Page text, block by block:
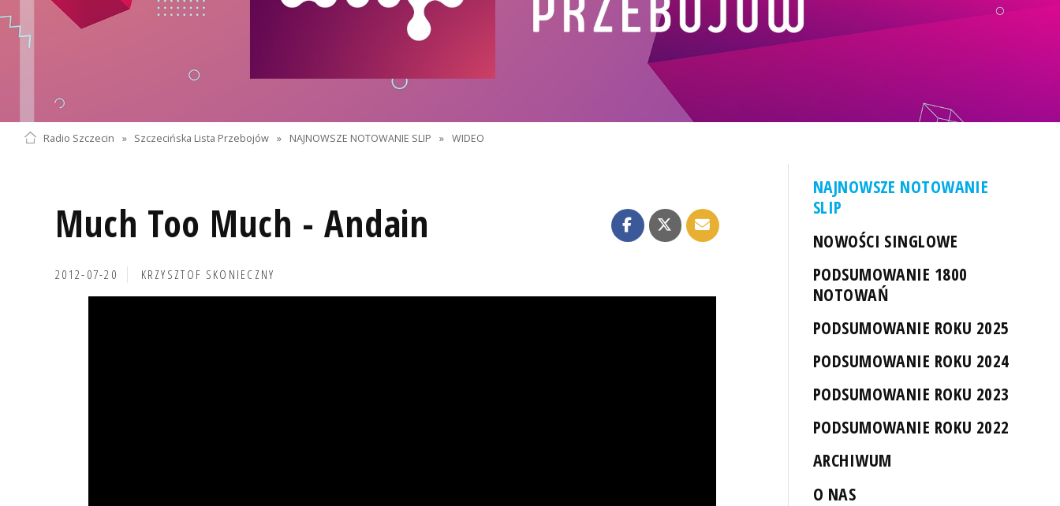
Radio Szczecin » Szczecińska Lista Przebojów » NAJNOWSZE NOTOWANIE SLIP » WIDEO
Much Too Much - Andain
2012-07-20 KRZYSZTOF SKONIECZNY
NAJNOWSZE NOTOWANIE
SLIP
NOWOŚCI SINGLOWE
PODSUMOWANIE 1800
NOTOWAŃ
PODSUMOWANIE ROKU 2025
PODSUMOWANIE ROKU 2024
PODSUMOWANIE ROKU 2023
PODSUMOWANIE ROKU 2022
ARCHIWUM
O NAS